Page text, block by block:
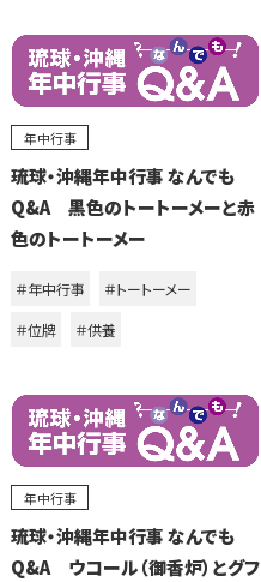
年中行事
琉球・沖縄年中行事 なんでも
Q&A 黒色のトートーメーと赤
色のトートーメー
＃年中行事
＃トートーメー
＃位牌
＃供養
年中行事
琉球・沖縄年中行事 なんでも
Q&A ウコール（御香炉）とグフ